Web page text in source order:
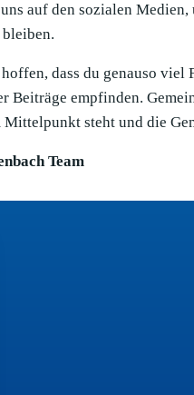
auf den sozialen Medien,
bleiben.
dass du genauso
empfinden.
steht und die
Team